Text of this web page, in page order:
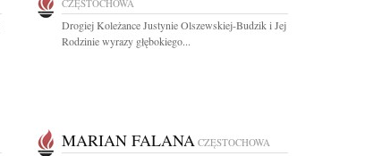
CZĘSTOCHOWA
Drogiej Koleżance Justynie Olszewskiej-Budzik i Jej
Rodzinie wyrazy głębokiego...
MARIAN FALANA CZĘSTOCHOWA